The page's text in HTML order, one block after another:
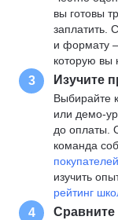
вы готовы
заплатить.
и формату
которую вы
3 Изучите
Выбирайте
или демо-
до оплаты.
команда
изучить
рейтинг
4 Сравните